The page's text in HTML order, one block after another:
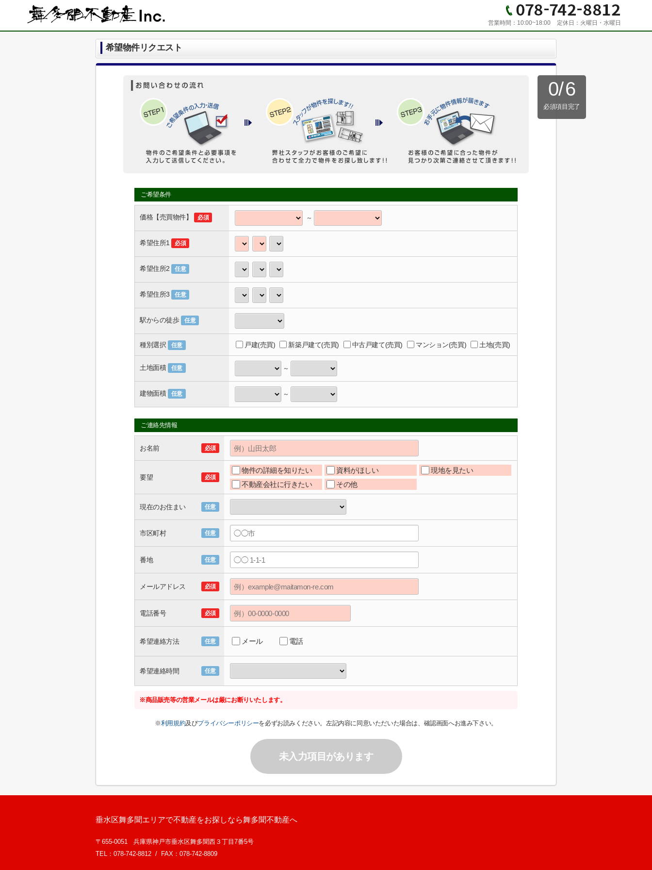
営業時間： 10:00~18:00 定休日： 火曜日・水曜日
希望物件リクエスト
0/6
必須項目完了
ご希望条件
価格【売買物件】 必須 ～
希望住所1 必須
希望住所2 任意
希望住所3 任意
駅からの徒歩 任意
種別選択 任意 戸建(売買) 新築戸建て(売買) 中古戸建て(売買) マンション(売買) 土地(売買)
土地面積 任意 ～
建物面積 任意 ～
ご連絡先情報
お名前 必須
要望 必須
物件の詳細を知りたい 資料がほしい
現地を見たい
不動産会社に行きたい
その他
現在のお住まい 任意
市区町村 任意
番地 任意
メールアドレス 必須
電話番号 必須
希望連絡方法 任意 メール 電話
希望連絡時間 任意
※商品販売等の営業メールは厳にお断りいたします。
※利用規約及びプライバシーポリシーを必ずお読みください。左記内容に同意いただいた場合は、確認画面へお進み下さい。
未入力項目があります
垂水区舞多聞エリアで不動産をお探しなら舞多聞不動産へ
〒655-0051 兵庫県神戸市垂水区舞多聞西３丁目7番5号
TEL：078-742-8812 / FAX：078-742-8809